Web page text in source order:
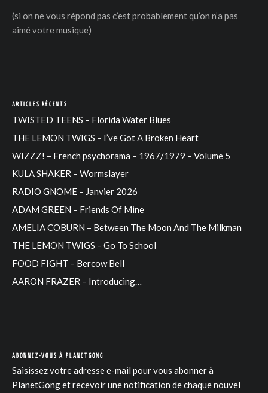
(si on ne vous répond pas c’est probablement qu’on n’a pas
aimé votre musique)
ARTICLES RÉCENTS
TWISTED TEENS – Florida Water Blues
THE LEMON TWIGS – I’ve Got A Broken Heart
WIZZZ! – French psychorama – 1967/1979 – Volume 5
KULA SHAKER – Wormslayer
RADIO GNOME – Janvier 2026
ADAM GREEN – Friends Of Mine
AMELIA COBURN – Between The Moon And The Milkman
THE LEMON TWIGS – Go To School
FOOD FIGHT – Bercow Bell
AARON FRAZER – Introducing…
ABONNEZ-VOUS À PLANETGONG
Saisissez votre adresse e-mail pour vous abonner à
PlanetGong et recevoir une notification de chaque nouvel